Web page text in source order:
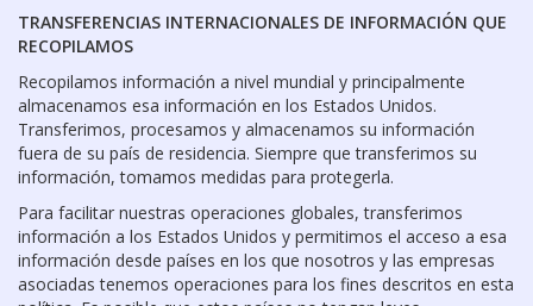
TRANSFERENCIAS INTERNACIONALES DE INFORMACIÓN QUE
RECOPILAMOS
Recopilamos información a nivel mundial y principalmente
almacenamos esa información en los Estados Unidos.
Transferimos, procesamos y almacenamos su información
fuera de su país de residencia. Siempre que transferimos su
información, tomamos medidas para protegerla.
Para facilitar nuestras operaciones globales, transferimos
información a los Estados Unidos y permitimos el acceso a esa
información desde países en los que nosotros y las empresas
asociadas tenemos operaciones para los fines descritos en esta